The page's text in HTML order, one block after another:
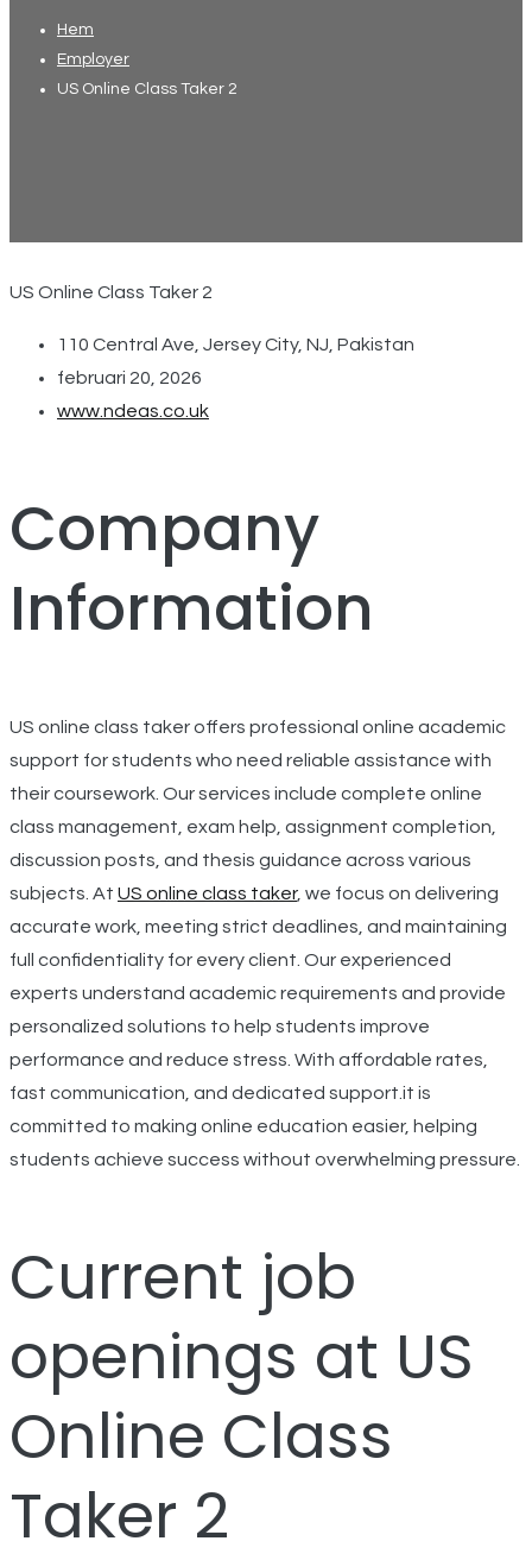
Hem
Employer
US Online Class Taker 2
US Online Class Taker 2
110 Central Ave, Jersey City, NJ, Pakistan
februari 20, 2026
www.ndeas.co.uk
Company
Information
US online class taker offers professional online academic
support for students who need reliable assistance with
their coursework. Our services include complete online
class management, exam help, assignment completion,
discussion posts, and thesis guidance across various
subjects. At US online class taker, we focus on delivering
accurate work, meeting strict deadlines, and maintaining
full confidentiality for every client. Our experienced
experts understand academic requirements and provide
personalized solutions to help students improve
performance and reduce stress. With affordable rates,
fast communication, and dedicated support.it is
committed to making online education easier, helping
students achieve success without overwhelming pressure.
Current job
openings at US
Online Class
Taker 2